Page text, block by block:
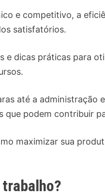
e competitivo, a
satisfatórios.
e dicas práticas para
até a administração
que podem contribuir
maximizar sua